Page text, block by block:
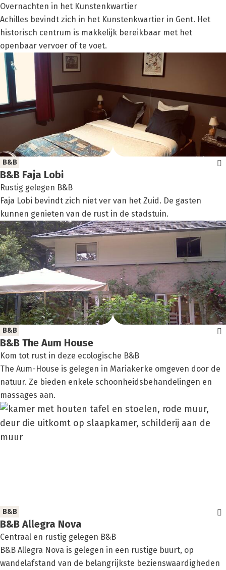
Overnachten in het Kunstenkwartier
Achilles bevindt zich in het Kunstenkwartier in Gent. Het
historisch centrum is makkelijk bereikbaar met het
openbaar vervoer of te voet.
B&B Faja Lobi
Rustig gelegen B&B
B&B
Faja Lobi bevindt zich niet ver van het Zuid. De gasten
kunnen genieten van de rust in de stadstuin.
B&B The Aum Hou­se
Kom tot rust in deze ecologische B&B
B&B
The Aum-House is gelegen in Mariakerke omgeven door de
natuur. Ze bieden enkele schoonheidsbehandelingen en
massages aan.
B&B Alle­gra Nova
Centraal en rustig gelegen B&B
B&B
B&B Allegra Nova is gelegen in een rustige buurt, op
wandelafstand van de belangrijkste bezienswaardigheden